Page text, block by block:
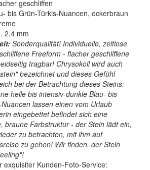
geschliffen
bis Grün-Türkis-Nuancen, ockerbraun
2,4 mm
Sonderqualität! Individuelle, zeitlose
Freeform - flacher geschliffene
tragbar! Chrysokoll wird auch
bezeichnet und dieses Gefühl
bei der Betrachtung dieses Steins:
helle bis intensiv-dunkle Blau- bis
lassen einen vom Urlaub
eingebettet befindet sich eine
braune Farbstruktur - der Stein lädt ein,
zu betrachten, mit ihm auf
zu gehen! Wir finden, der Stein
exquisiter Kunden-Foto-Service: